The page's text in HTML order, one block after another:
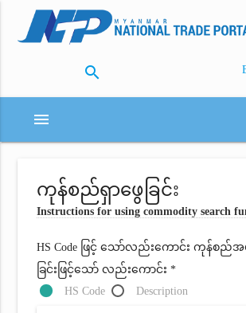
search
menu
ကုန်စည်ရှာဖွေခြင်း
Instructions for using commodity search
HS Code ဖြင့် သော်လည်းကောင်း ကုန်စ
ခြင်းဖြင့်သော် လည်းကောင်း *
HS Code
Description